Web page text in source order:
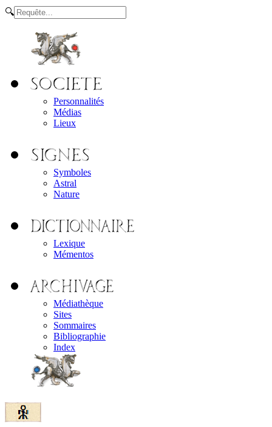
🔍
Personnalités
Médias
Lieux
Symboles
Astral
Nature
Lexique
Mémentos
Médiathèque
Sites
Sommaires
Bibliographie
Index